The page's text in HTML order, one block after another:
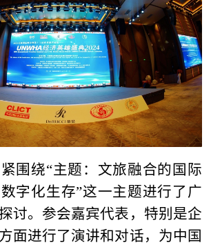
围绕“主题：文旅融合的国际
字化生存”这一主题进行了广
讨。参会嘉宾代表，特别是企
面进行了演讲和对话，为中国